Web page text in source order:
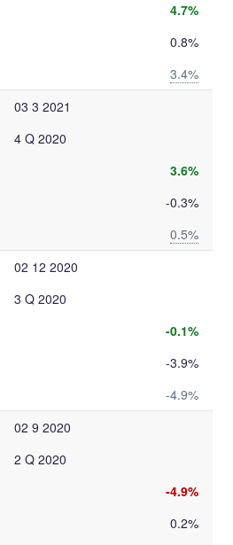
4.7%
0.8%
3.4%
03 3 2021
4 Q 2020
3.6%
-0.3%
0.5%
02 12 2020
3 Q 2020
-0.1%
-3.9%
-4.9%
02 9 2020
2 Q 2020
-4.9%
0.2%